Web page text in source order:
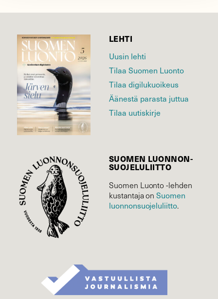
LEHTI
Uusin lehti
Tilaa Suomen Luonto
Tilaa digilukuoikeus
Äänestä parasta juttua
Tilaa uutiskirje
SUOMEN LUONNON­
SUOJELU­LIITTO
Suomen Luonto -lehden
kustantaja onSuomen
luonnonsuojelu­liitto.